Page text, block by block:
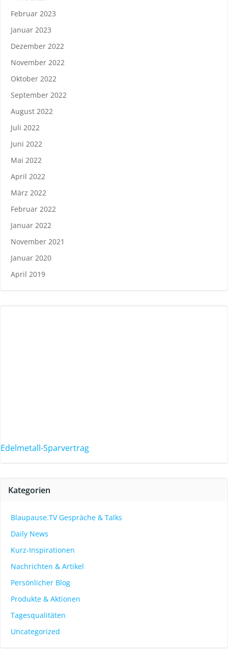
Februar 2023
Januar 2023
Dezember 2022
November 2022
Oktober 2022
September 2022
August 2022
Juli 2022
Juni 2022
Mai 2022
April 2022
März 2022
Februar 2022
Januar 2022
November 2021
Januar 2020
April 2019
Edelmetall-Sparvertrag
Kategorien
Blaupause.TV Gespräche & Talks
Daily News
Kurz-Inspirationen
Nachrichten & Artikel
Persönlicher Blog
Produkte & Aktionen
Tagesqualitäten
Uncategorized